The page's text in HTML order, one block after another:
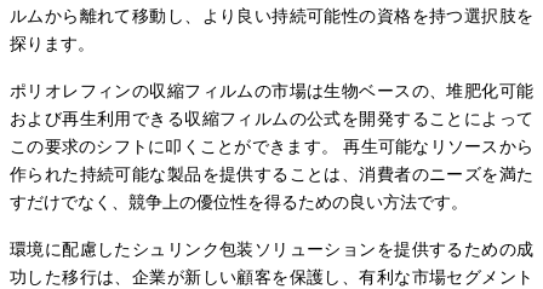
ルムから離れて移動し、より良い持続可能性の資格を持つ選択肢を
探ります。
ポリオレフィンの収縮フィルムの市場は生物ベースの、堆肥化可能
および再生利用できる収縮フィルムの公式を開発することによって
この要求のシフトに叩くことができます。 再生可能なリソースから
作られた持続可能な製品を提供することは、消費者のニーズを満た
すだけでなく、競争上の優位性を得るための良い方法です。
環境に配慮したシュリンク包装ソリューションを提供するための成
功した移行は、企業が新しい顧客を保護し、有利な市場セグメント